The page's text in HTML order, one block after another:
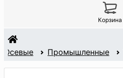
Корзина
Осевые Промышленные